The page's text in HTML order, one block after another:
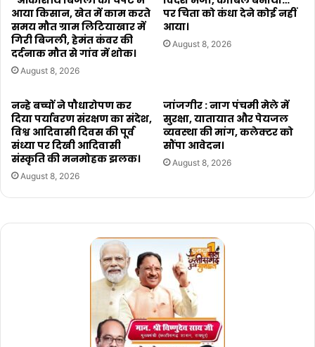
आया किसान, खेत में काम करते
समय मौत ग्राम लिटियाखार में
गिरी बिजली, हेमंत कंवर की
दर्दनाक मौत से गांव में शोक।
August 8, 2026
पर चिता को कंधा देने कोई नहीं
आया।
August 8, 2026
नन्हे बच्चों ने पौधारोपण कर
दिया पर्यावरण संरक्षण का संदेश,
विश्व आदिवासी दिवस की पूर्व
संध्या पर दिखी आदिवासी
संस्कृति की मनमोहक झलक।
August 8, 2026
जांजगीर : नाग पंचमी मेले में
सुरक्षा, यातायात और पेयजल
व्यवस्था की मांग, कलेक्टर को
सौंपा आवेदन।
August 8, 2026